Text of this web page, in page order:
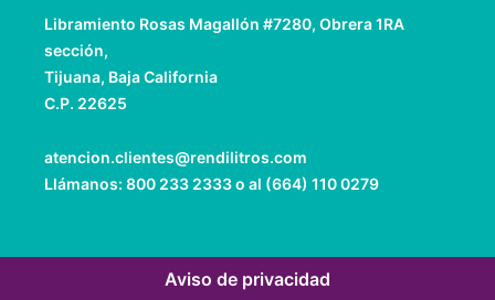
m
Libramiento Rosas Magallón #7280, Obrera 1RA
sección,
Tijuana, Baja California
C.P. 22625
atencion.clientes@rendilitros.com
Llámanos: 800 233 2333 o al (664) 110 0279
Aviso de privacidad